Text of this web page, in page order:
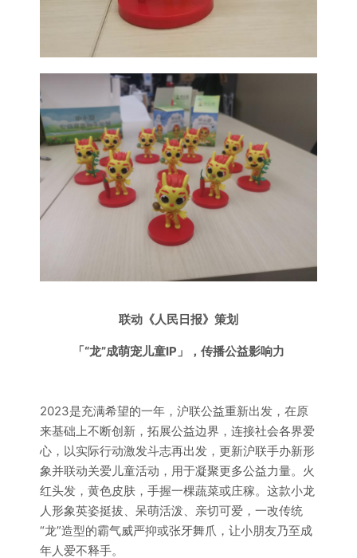
联动《人民日报》策划
「“龙”成萌宠儿童IP」，传播公益影响力
2023是充满希望的一年，沪联公益重新出发，在原
来基础上不断创新，拓展公益边界，连接社会各界爱
心，以实际行动激发斗志再出发，更新沪联手办新形
象并联动关爱儿童活动，用于凝聚更多公益力量。火
红头发，黄色皮肤，手握一棵蔬菜或庄稼。这款小龙
人形象英姿挺拔、呆萌活泼、亲切可爱，一改传统
“龙”造型的霸气威严抑或张牙舞爪，让小朋友乃至成
年人爱不释手。